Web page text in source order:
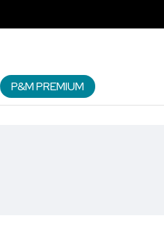
P&M PREMIUM